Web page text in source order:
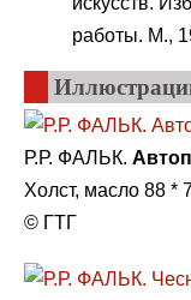
работы. М.,
Р.Р. ФАЛЬК.
Холст, масло 88 *
© ГТГ